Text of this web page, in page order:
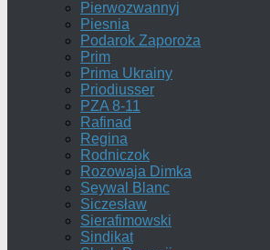
Pierwozwannyj
Piesnia
Podarok Zaporoża
Prim
Prima Ukrainy
Priodiusser
PZA 8-11
Rafinad
Regina
Rodniczok
Rozowaja Dimka
Seywal Blanc
Siczesław
Sierafimowski
Sindikat